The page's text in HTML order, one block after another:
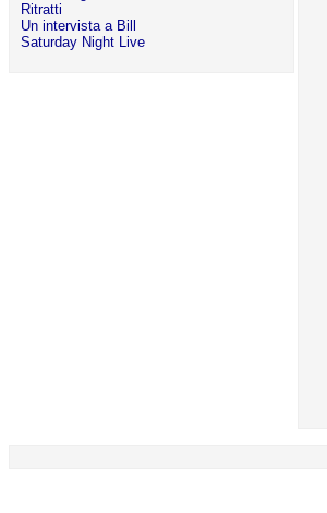
Ritratti
Un intervista a Bill
Saturday Night Live